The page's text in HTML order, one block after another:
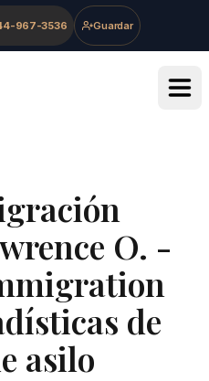
967-3536 Guardar
O. -
de
asilo